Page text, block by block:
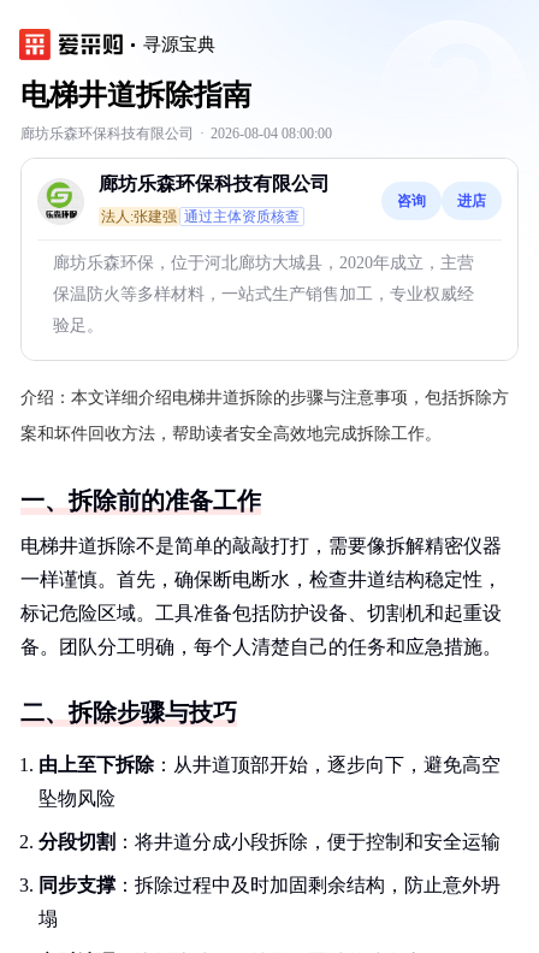
寻源宝典
电梯井道拆除指南
廊坊乐森环保科技有限公司 · 2026-08-04 08:00:00
廊坊乐森环保科技有限公司
法人:张建强 通过主体资质核查
咨询 进店
廊坊乐森环保，位于河北廊坊大城县，2020年成立，主营
保温防火等多样材料，一站式生产销售加工，专业权威经
验足。
介绍： 本文详细介绍电梯井道拆除的步骤与注意事项，包括拆除方
案和坏件回收方法，帮助读者安全高效地完成拆除工作。
一、拆除前的准备工作
电梯井道拆除不是简单的敲敲打打，需要像拆解精密仪器
一样谨慎。首先，确保断电断水，检查井道结构稳定性，
标记危险区域。工具准备包括防护设备、切割机和起重设
备。团队分工明确，每个人清楚自己的任务和应急措施。
二、拆除步骤与技巧
由上至下拆除：从井道顶部开始，逐步向下，避免高空
坠物风险
分段切割 ：将井道分成小段拆除，便于控制和安全运输
同步支撑 ：拆除过程中及时加固剩余结构，防止意外坍
塌